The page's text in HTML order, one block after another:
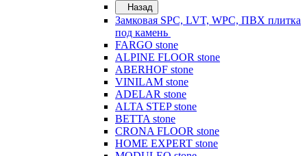
Назад
Замковая SPC, LVT, WPC, ПВХ плитка
под камень
FARGO stone
ALPINE FLOOR stone
ABERHOF stone
VINILAM stone
ADELAR stone
ALTA STEP stone
BETTA stone
CRONA FLOOR stone
HOME EXPERT stone